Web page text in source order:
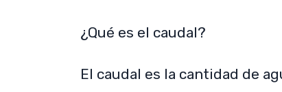
¿Qué es el caudal?
El caudal es la cantidad de